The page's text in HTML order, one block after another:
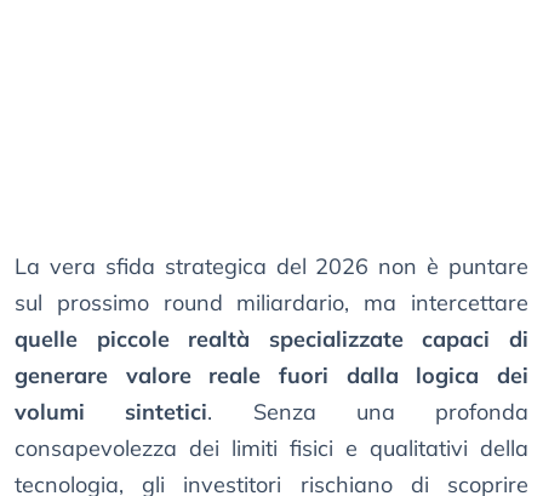
La vera sfida strategica del 2026 non è puntare
sul prossimo round miliardario, ma intercettare
quelle piccole realtà specializzate capaci di
generare valore reale fuori dalla logica dei
volumi sintetici. Senza una profonda
consapevolezza dei limiti fisici e qualitativi della
tecnologia, gli investitori rischiano di scoprire